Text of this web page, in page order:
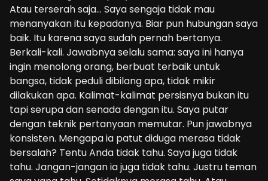
Atau terserah saja… Saya sengaja tidak mau
menanyakan itu kepadanya. Biar pun hubungan saya
baik. Itu karena saya sudah pernah bertanya.
Berkali-kali. Jawabnya selalu sama: saya ini hanya
ingin menolong orang, berbuat terbaik untuk
bangsa, tidak peduli dibilang apa, tidak mikir
dilakukan apa. Kalimat-kalimat persisnya bukan itu
tapi serupa dan senada dengan itu. Saya putar
dengan teknik pertanyaan memutar. Pun jawabnya
konsisten. Mengapa ia patut diduga merasa tidak
bersalah? Tentu Anda tidak tahu. Saya juga tidak
tahu. Jangan-jangan ia juga tidak tahu. Justru teman